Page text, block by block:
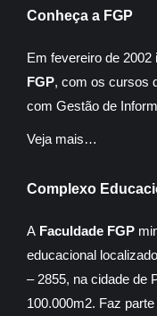
Conheça a FGP
Em fevereiro de
FGP, com os cursos
com Gestão de
Veja mais…
Complexo
A Faculdade FGP
educacional
– 2855, na cidade de
100.000m2. Faz